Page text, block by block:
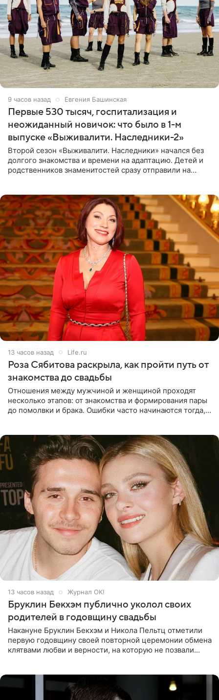
9 часов назад Евгения Башинская
Первые 530 тысяч, госпитализация и
неожиданный новичок: что было в 1-м
выпуске «Выживалити. Наследники-2»
Второй сезон «Выживалити. Наследники» начался без
долгого знакомства и времени на адаптацию. Детей и
родственников знаменитостей сразу отправили на
13 часов назад Life.ru
Роза Сябитова раскрыла, как пройти путь от
знакомства до свадьбы
Отношения между мужчиной и женщиной проходят
несколько этапов: от знакомства и формирования пары
до помолвки и брака. Ошибки часто начинаются тогда,
13 часов назад Журнал OK!
Бруклин Бекхэм публично уколол своих
родителей в годовщину свадьбы
Накануне Бруклин Бекхэм и Никола Пельтц отметили
первую годовщину своей повторной церемонии обмена
клятвами любви и верности, на которую не позвали